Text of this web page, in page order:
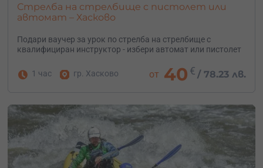
Стрелба на стрелбище с пистолет или
автомат – Хасково
Подари ваучер за урок по стрелба на стрелбище с
квалифициран инструктор - избери автомат или пистолет
1 час гр. Хасково от 40 € /78.23 лв.